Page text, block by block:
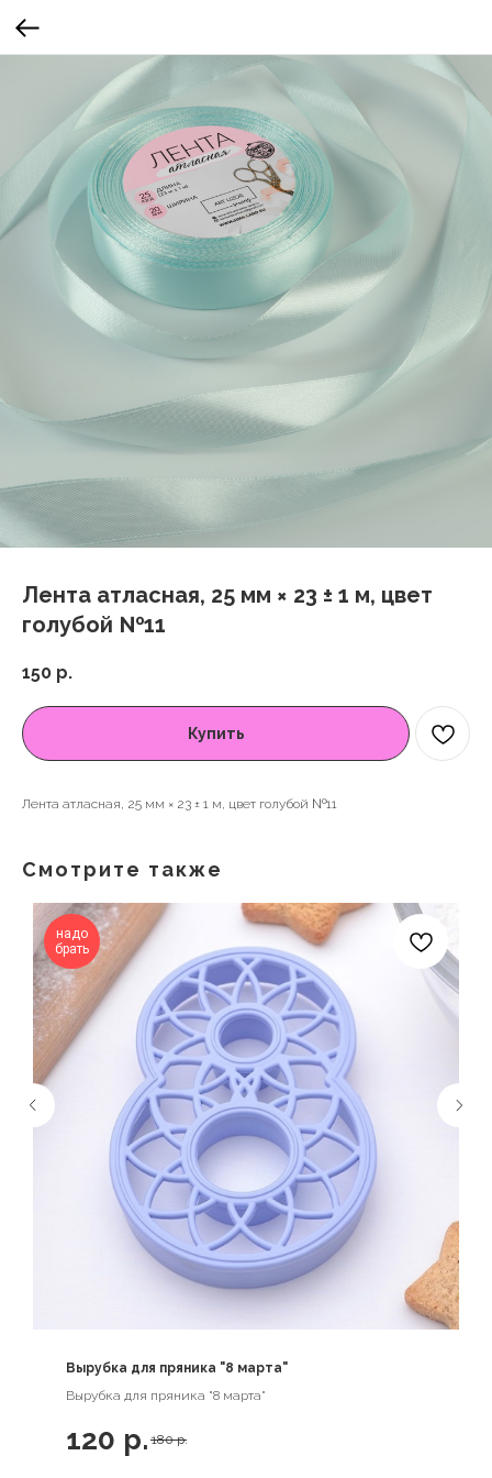
Лента атласная, 25 мм × 23 ± 1 м, цвет
голубой №11
150 р.
Купить
Лента атласная, 25 мм × 23 ± 1 м, цвет голубой №11
Смотрите также
надо
брать
Вырубка для пряника "8 марта"
Вырубка для пряника "8 марта"
120 р. 180 р.